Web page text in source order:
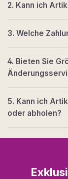
2. Kann ich
3. Welche
4. Bieten Sie
5. Kann ich
oder abholen?